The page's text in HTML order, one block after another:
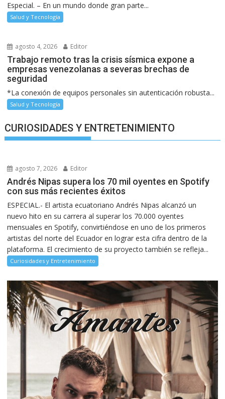
Especial. – En un mundo donde gran parte...
Salud y Tecnología
agosto 4, 2026 Editor
Trabajo remoto tras la crisis sísmica expone a
empresas venezolanas a severas brechas de
seguridad
*La conexión de equipos personales sin autenticación robusta...
Salud y Tecnología
CURIOSIDADES Y ENTRETENIMIENTO
agosto 7, 2026 Editor
Andrés Nipas supera los 70 mil oyentes en Spotify
con sus más recientes éxitos
ESPECIAL.- El artista ecuatoriano Andrés Nipas alcanzó un
nuevo hito en su carrera al superar los 70.000 oyentes
mensuales en Spotify, convirtiéndose en uno de los primeros
artistas del norte del Ecuador en lograr esta cifra dentro de la
plataforma. El crecimiento de su proyecto también se refleja...
Curiosidades y Entretenimiento